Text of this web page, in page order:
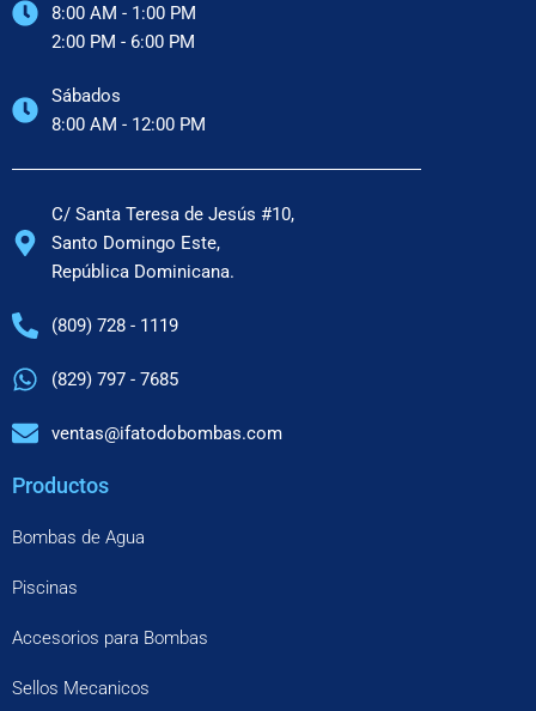
8:00 AM - 1:00 PM
2:00 PM - 6:00 PM
Sábados
8:00 AM - 12:00 PM
C/ Santa Teresa de Jesús #10,
Santo Domingo Este,
República Dominicana.
(809) 728 - 1119
(829) 797 - 7685
ventas@ifatodobombas.com
Productos
Bombas de Agua
Piscinas
Accesorios para Bombas
Sellos Mecanicos